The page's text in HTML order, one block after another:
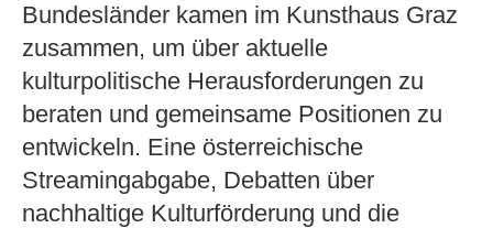
Bundesländer kamen im Kunsthaus Graz
zusammen, um über aktuelle
kulturpolitische Herausforderungen zu
beraten und gemeinsame Positionen zu
entwickeln. Eine österreichische
Streamingabgabe, Debatten über
nachhaltige Kulturförderung und die